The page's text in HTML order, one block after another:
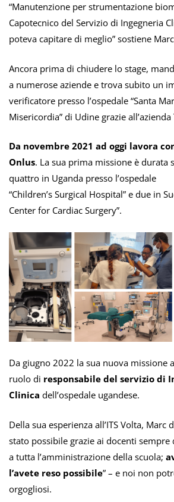
“Manutenzione per strumentazione
Capotecnico del Servizio di Ingegneria
poteva capitare di meglio” sostiene
Ancora prima di chiudere lo stage,
a numerose aziende e trova subito un
verificatore presso l’ospedale “Santa
Misericordia” di Udine grazie all’azienda
Da novembre 2021 ad oggi lavora
Onlus. La sua prima missione è durata
quattro in Uganda presso l’ospedale
“Children’s Surgical Hospital” e due in
Center for Cardiac Surgery”.
Da giugno 2022 la sua nuova missione
ruolo di responsabile del servizio di
Clinica dell’ospedale ugandese.
Della sua esperienza all’ITS Volta, Marc
stato possibile grazie ai docenti
a tutta l’amministrazione della scuola;
l’avete reso possibile” – e noi non
orgogliosi.